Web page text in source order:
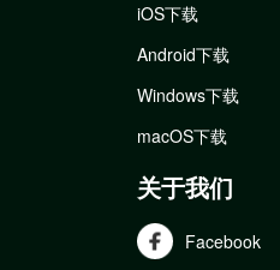
iOS下载
Android下载
Windows下载
macOS下载
关于我们
Facebook